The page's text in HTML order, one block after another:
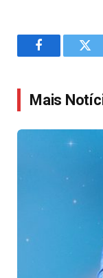
Facebook
Mais